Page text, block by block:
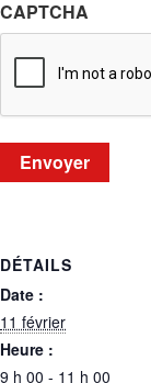
CAPTCHA
Envoyer
DÉTAILS
Date :
11 février
Heure :
9 h 00 - 11 h 00